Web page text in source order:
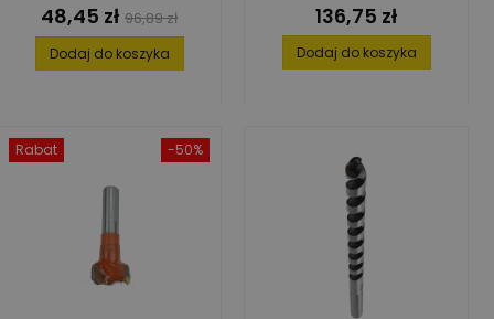
Cena
48,45 zł Cena
podstawowa
96,89 zł
Dodaj do koszyka
Cena
136,75 zł
Dodaj do koszyka
-50%
Rabat